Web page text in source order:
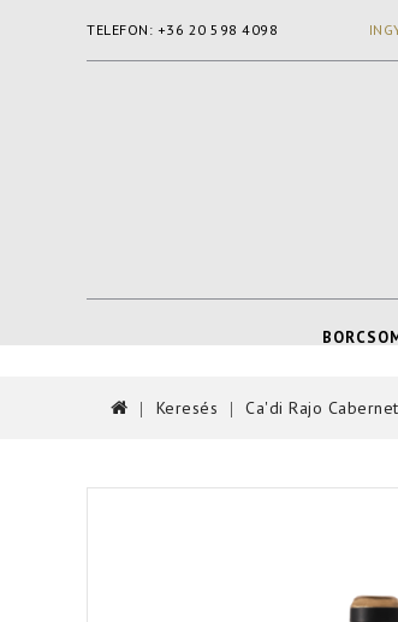
TELEFON: +36 20 598 4098
Keresés Ca'di Rajo